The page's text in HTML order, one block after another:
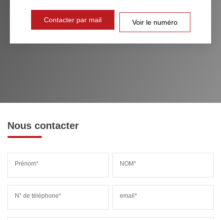
Contacter par mail Voir le numéro
Nous contacter
Prénom* NOM*
N° de téléphone* email*